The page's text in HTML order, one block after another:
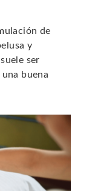
de
y
ser
buena